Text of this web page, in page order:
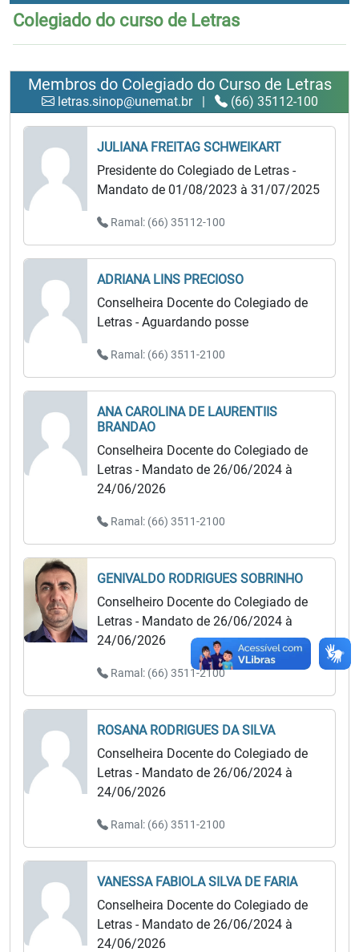
Colegiado do curso de Letras
Membros do Colegiado do Curso de Letras
letras.sinop@unemat.br | (66) 35112-100
JULIANA FREITAG SCHWEIKART
Presidente do Colegiado de Letras -
Mandato de 01/08/2023 à 31/07/2025
Ramal: (66) 35112-100
ADRIANA LINS PRECIOSO
Conselheira Docente do Colegiado de
Letras - Aguardando posse
Ramal: (66) 3511-2100
ANA CAROLINA DE LAURENTIIS
BRANDAO
Conselheira Docente do Colegiado de
Letras - Mandato de 26/06/2024 à
24/06/2026
Ramal: (66) 3511-2100
GENIVALDO RODRIGUES SOBRINHO
Conselheiro Docente do Colegiado de
Letras - Mandato de 26/06/2024 à
24/06/2026
Ramal: (66) 3511-2100
ROSANA RODRIGUES DA SILVA
Conselheira Docente do Colegiado de
Letras - Mandato de 26/06/2024 à
24/06/2026
Ramal: (66) 3511-2100
VANESSA FABIOLA SILVA DE FARIA
Conselheira Docente do Colegiado de
Letras - Mandato de 26/06/2024 à
24/06/2026